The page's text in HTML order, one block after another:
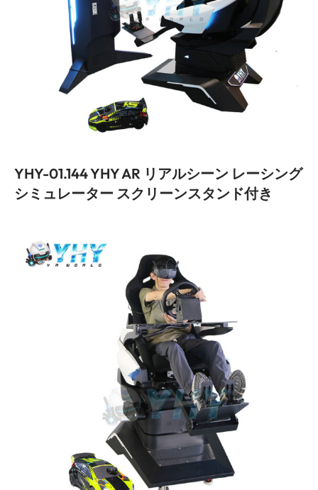
YHY-01.144 YHY AR リアルシーン レーシング
シミュレーター スクリーンスタンド付き